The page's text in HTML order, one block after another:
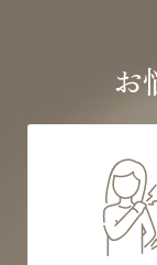
お